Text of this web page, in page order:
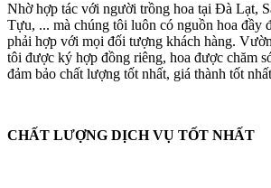
Nhờ hợp tác với người trồng hoa tại Đà Lạt,
Tựu, ... mà chúng tôi luôn có nguồn hoa đầy
phải hợp với mọi đối tượng khách hàng.
tôi được ký hợp đồng riêng, hoa được chăm
đảm bảo chất lượng tốt nhất, giá thành tốt
CHẤT LƯỢNG DỊCH VỤ TỐT NHẤT